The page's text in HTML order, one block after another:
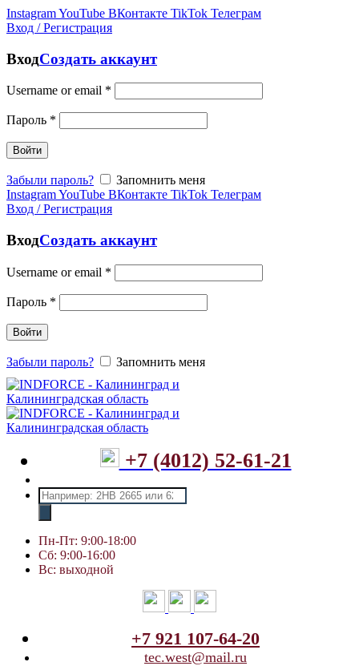
InstagramYouTube ВКонтакте TikTok Телеграм
Вход / Регистрация
ВходСоздать аккаунт
Username or email *
Пароль *
Войти
Забыли пароль?
Запомнить меня
InstagramYouTube ВКонтакте TikTok Телеграм
Вход / Регистрация
ВходСоздать аккаунт
Username or email *
Пароль *
Войти
Забыли пароль? Запомнить меня
+7 (4012) 52-61-21
Поиск
товаров
Пн-Пт: 9:00-18:00
Сб: 9:00-16:00
Вс: выходной
+7 921 107-64-20
tec.west@mail.ru